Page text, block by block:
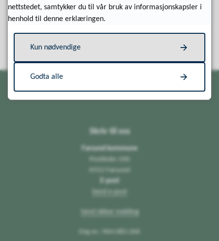
Skriv til oss
Farsund kommune
E-post
Send sikker melding
nettstedet, samtykker du til vår bruk av informasjonskapsler i
henhold til denne erklæringen.
Kun nødvendige
Godta alle